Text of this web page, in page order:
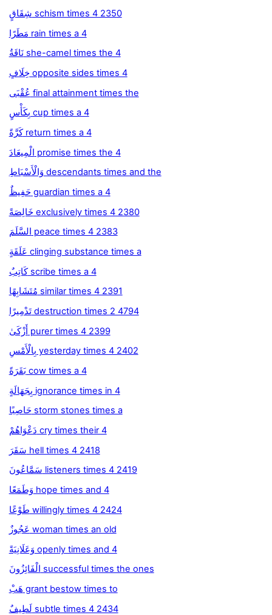
شِقَاقٍ schism times 4 2350
مَطَرًا rain times a 4
نَاقَةُ she-camel times the 4
خِلَافٍ opposite sides times 4
عُقْبَى final attainment times the
بِكَأْسٍ cup times a 4
كَرَّةً return times a 4
الْمِيعَادَ promise times the 4
وَالْأَسْبَاطِ descendants times and the
حَفِيظٌ guardian times a 4
خَالِصَةً exclusively times 4 2380
السَّلَمَ peace times 4 2383
عَلَقَةٍ clinging substance times a
كَاتِبٌ scribe times a 4
مُتَشَابِهًا similar times 4 2391
تَدْمِيرًا destruction times 2 4794
أَزْكَىٰ purer times 4 2399
بِالْأَمْسِ yesterday times 4 2402
بَقَرَةً cow times a 4
بِجَهَالَةٍ ignorance times in 4
حَاصِبًا storm stones times a
دَعْوَاهُمْ cry times their 4
سَقَرَ hell times 4 2418
سَمَّاعُونَ listeners times 4 2419
وَطَمَعًا hope times and 4
طَوْعًا willingly times 4 2424
عَجُوزٌ woman times an old
وَعَلَانِيَةً openly times and 4
الْفَائِزُونَ successful times the ones
هَبْ grant bestow times to
لَطِيفٌ subtle times 4 2434